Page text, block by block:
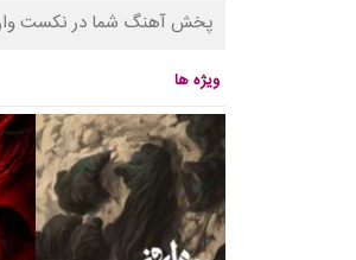
پخش آهنگ شما در نکست
ویژه ها